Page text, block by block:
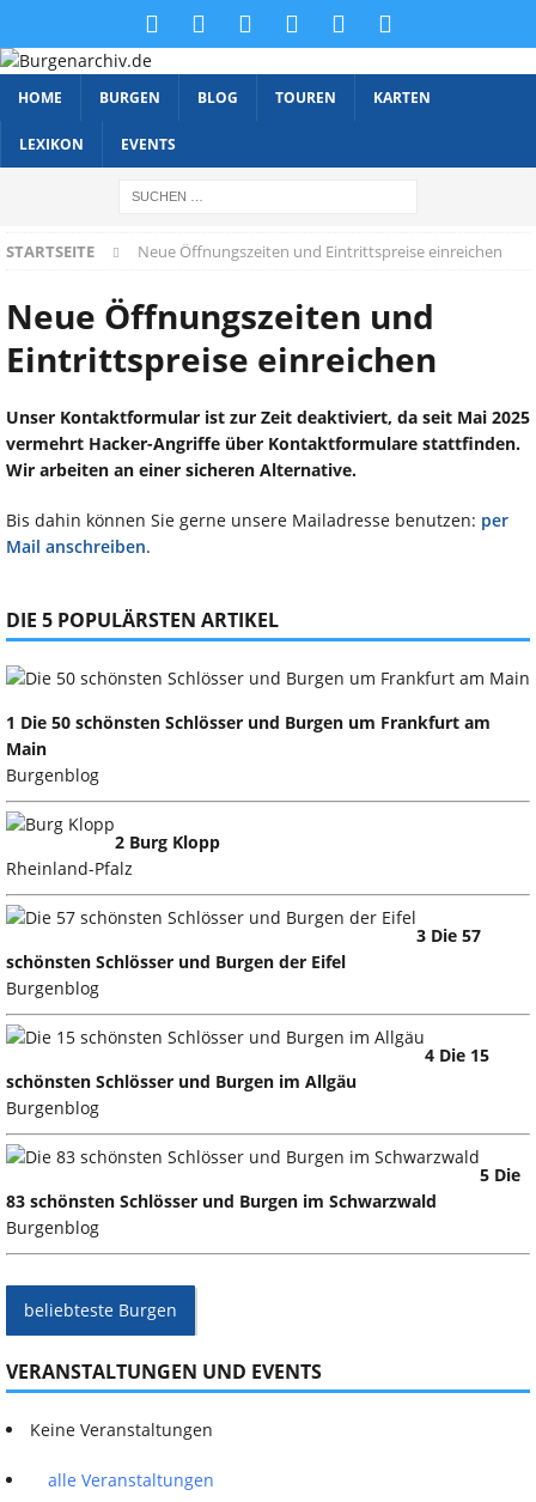
HOME BURGEN BLOG TOUREN KARTEN
LEXIKON EVENTS
STARTSEITE Neue Öffnungszeiten und Eintrittspreise einreichen
Neue Öffnungszeiten und
Eintrittspreise einreichen
Unser Kontaktformular ist zur Zeit deaktiviert, da seit Mai 2025
vermehrt Hacker-Angriffe über Kontaktformulare stattfinden.
Wir arbeiten an einer sicheren Alternative.
Bis dahin können Sie gerne unsere Mailadresse benutzen: per
Mail anschreiben.
DIE 5 POPULÄRSTEN ARTIKEL
1 Die 50 schönsten Schlösser und Burgen um Frankfurt am
Main
Burgenblog
2 Burg Klopp
Rheinland-Pfalz
3 Die 57
schönsten Schlösser und Burgen der Eifel
Burgenblog
4 Die 15
schönsten Schlösser und Burgen im Allgäu
Burgenblog
5 Die
83 schönsten Schlösser und Burgen im Schwarzwald
Burgenblog
beliebteste Burgen
VERANSTALTUNGEN UND EVENTS
Keine Veranstaltungen
alle Veranstaltungen